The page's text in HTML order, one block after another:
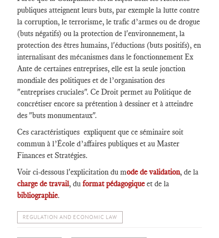
publiques atteignent leurs buts, par exemple la lutte contre
la corruption, le terrorisme, le trafic d’armes ou de drogue
(buts négatifs) ou la protection de l'environnement, la
protection des êtres humains, l'éductions (buts positifs), en
internalisant des mécanismes dans le fonctionnement Ex
Ante de certaines entreprises, elle est la seule jonction
mondiale des politiques et de l’organisation des
"entreprises cruciales". Ce Droit permet au Politique de
concrétiser encore sa prétention à dessiner et à atteindre
des "buts monumentaux".
Ces caractéristiques expliquent que ce séminaire soit
commun à l’École d’affaires publiques et au Master
Finances et Stratégies.
Voir ci-dessous l'explicitation du mode de validation, de la
charge de travail, du format pédagogiqueet de la
bibliographie.
REGULATION AND ECONOMIC LAW